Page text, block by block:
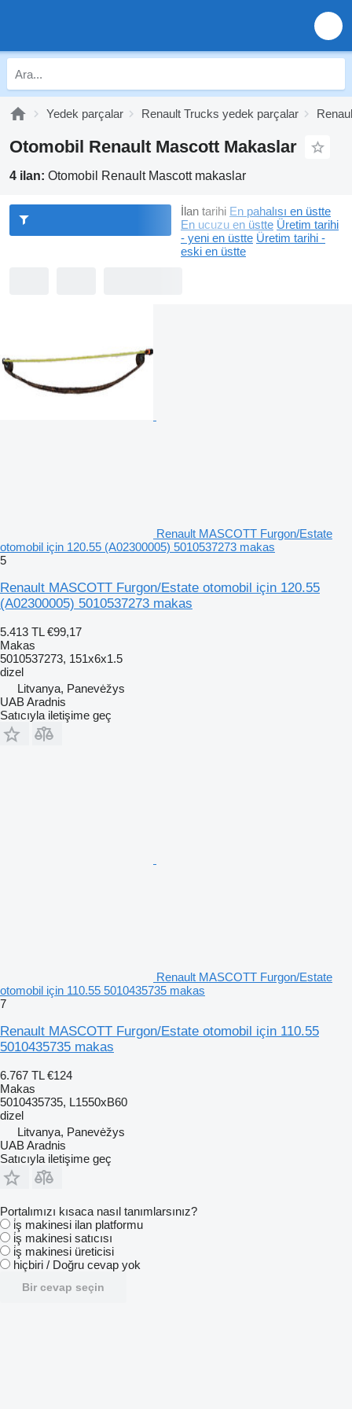
Yedek parçalar Renault Trucks yedek parçalar
Otomobil Renault Mascott Makaslar
4 ilan: Otomobil Renault Mascott makaslar
İlan tarihi En pahalısı en üstte
En ucuzu en üstte Üretim tarihi
- yeni en üstte Üretim tarihi -
eski en üstte
Renault MASCOTT Furgon/Estate
otomobil için 120.55 (A02300005) 5010537273 makas
5
Renault MASCOTT Furgon/Estate otomobil için 120.55
(A02300005) 5010537273 makas
5.413 TL €99,17
Makas
5010537273, 151x6x1.5
dizel
Litvanya, Panevėžys
UAB Aradnis
Satıcıyla iletişime geç
Renault MASCOTT Furgon/Estate
otomobil için 110.55 5010435735 makas
7
Renault MASCOTT Furgon/Estate otomobil için 110.55
5010435735 makas
6.767 TL €124
Makas
5010435735, L1550xB60
dizel
Litvanya, Panevėžys
UAB Aradnis
Satıcıyla iletişime geç
Portalımızı kısaca nasıl tanımlarsınız?
i̇ş makinesi ilan platformu
i̇ş makinesi satıcısı
i̇ş makinesi üreticisi
hiçbiri / Doğru cevap yok
Bir cevap seçin